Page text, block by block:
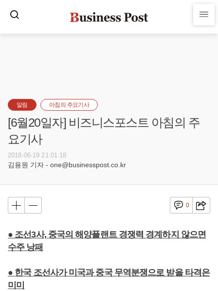
알림 아침의 주요기사
[6월20일자] 비즈니스포스트 아침의 주
요기사
2018-06-19 21:01:18
김용원 기자 - one@businesspost.co.kr
0
● 조선3사, 중국의 해양플랜트 경쟁력 경계하지 않으면
수주 낭패
● 한국 조선사가 미국과 중국 무역분쟁으로 받을 타격은
미미